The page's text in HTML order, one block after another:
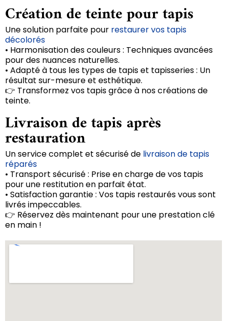
Création de teinte pour tapis
Une solution parfaite pour restaurer vos tapis
décolorés
• Harmonisation des couleurs : Techniques avancées
pour des nuances naturelles.
• Adapté à tous les types de tapis et tapisseries : Un
résultat sur-mesure et esthétique.
👉 Transformez vos tapis grâce à nos créations de
teinte.
Livraison de tapis après
restauration
Un service complet et sécurisé de livraison de tapis
réparés
• Transport sécurisé : Prise en charge de vos tapis
pour une restitution en parfait état.
• Satisfaction garantie : Vos tapis restaurés vous sont
livrés impeccables.
👉 Réservez dès maintenant pour une prestation clé
en main !